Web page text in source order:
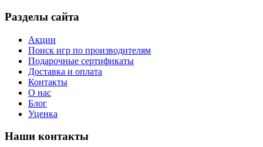
Разделы сайта
Акции
Поиск игр по производителям
Подарочные сертификаты
Доставка и оплата
Контакты
О нас
Блог
Уценка
Наши контакты